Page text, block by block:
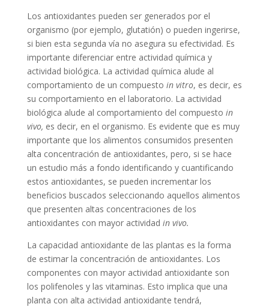
Los antioxidantes pueden ser generados por el
organismo (por ejemplo, glutatión) o pueden ingerirse,
si bien esta segunda vía no asegura su efectividad. Es
importante diferenciar entre actividad química y
actividad biológica. La actividad química alude al
comportamiento de un compuesto in vitro, es decir, es
su comportamiento en el laboratorio. La actividad
biológica alude al comportamiento del compuesto in
vivo, es decir, en el organismo. Es evidente que es muy
importante que los alimentos consumidos presenten
alta concentración de antioxidantes, pero, si se hace
un estudio más a fondo identificando y cuantificando
estos antioxidantes, se pueden incrementar los
beneficios buscados seleccionando aquellos alimentos
que presenten altas concentraciones de los
antioxidantes con mayor actividad in vivo.
La capacidad antioxidante de las plantas es la forma
de estimar la concentración de antioxidantes. Los
componentes con mayor actividad antioxidante son
los polifenoles y las vitaminas. Esto implica que una
planta con alta actividad antioxidante tendrá,